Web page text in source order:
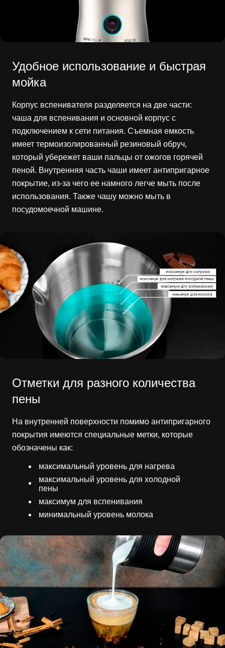
Удобное использование и быстрая
мойка
Корпус вспенивателя разделяется на две части:
чаша для вспенивания и основной корпус с
подключением к сети питания. Съемная емкость
имеет термоизолированный резиновый обруч,
который убережет ваши пальцы от ожогов горячей
пеной. Внутренняя часть чаши имеет антипригарное
покрытие, из-за чего ее намного легче мыть после
использования. Также чашу можно мыть в
посудомоечной машине.
Отметки для разного количества
пены
На внутренней поверхности помимо антипригарного
покрытия имеются специальные метки, которые
обозначены как:
максимальный уровень для нагрева
максимальный уровень для холодной
пены
максимум для вспенивания
минимальный уровень молока